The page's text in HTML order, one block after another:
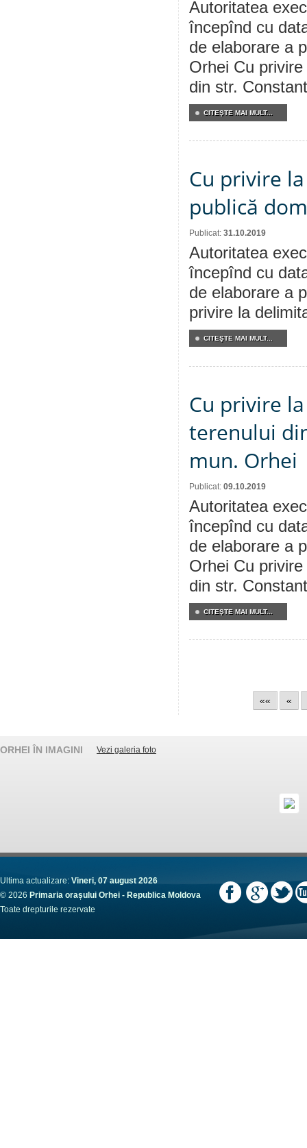
Autoritatea
începînd cu
de elaborare a
Orhei Cu
din str.
CITEŞTE MAI MULT...
Cu privire
publică
Publicat: 31.10.2019
Autoritatea
începînd cu
de elaborare a
privire la
CITEŞTE MAI MULT...
Cu privire
terenului
mun. Orhei
Publicat: 09.10.2019
Autoritatea
începînd cu
de elaborare a
Orhei Cu
din str.
CITEŞTE MAI MULT...
«« «
ORHEI ÎN IMAGINI Vezi galeria foto
Ultima actualizare: Vineri, 07 august 2026
© 2026 Primaria orașului Orhei - Republica Moldova
Toate drepturile rezervate